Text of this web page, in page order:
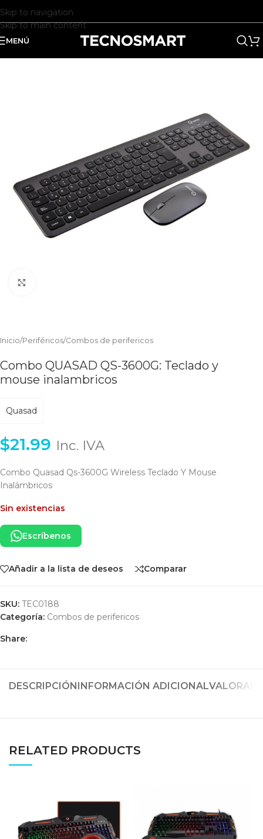
Skip to navigation
Skip to main content
MENÚ
Inicio/Periféricos/Combos de perifericos
Combo QUASAD QS-3600G: Teclado y
mouse inalambricos
Quasad
$21.99 Inc. IVA
Combo Quasad Qs-3600G Wireless Teclado Y Mouse
Inalámbricos
Sin existencias
Escríbenos
Añadir a la lista de deseos Comparar
SKU: TEC0188
Categoría: Combos de perifericos
Share:
DESCRIPCIÓNINFORMACIÓN ADICIONAL
RELATED PRODUCTS